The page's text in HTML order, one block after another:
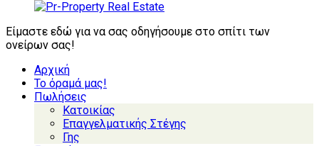
Είμαστε εδώ για να σας οδηγήσουμε στο σπίτι των
ονείρων σας!
Αρχική
Το όραμά μας!
Πωλήσεις
Κατοικίας
Επαγγελματικής Στέγης
Γης